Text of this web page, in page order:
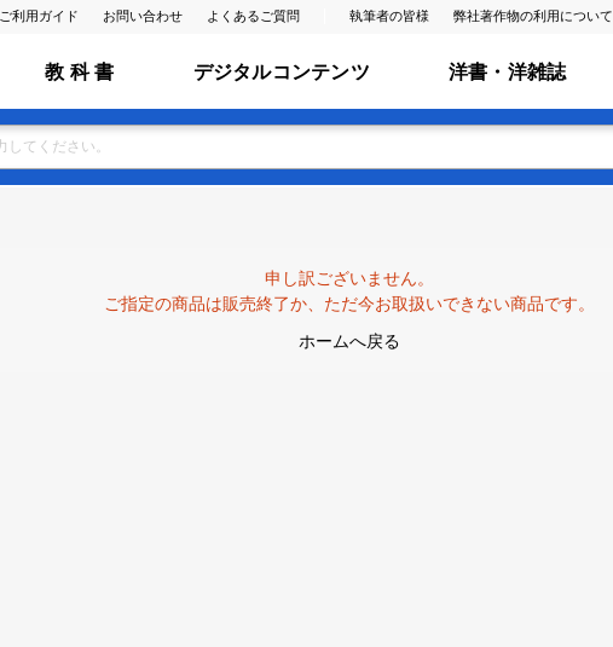
ご利用ガイド お問い合わせ よくあるご質問 執筆者の皆様 弊社著作物の利用について
教 科 書 デジタルコンテンツ 洋書・洋雑誌
申し訳ございません。
ご指定の商品は販売終了か、ただ今お取扱いできない商品です。
ホームへ戻る